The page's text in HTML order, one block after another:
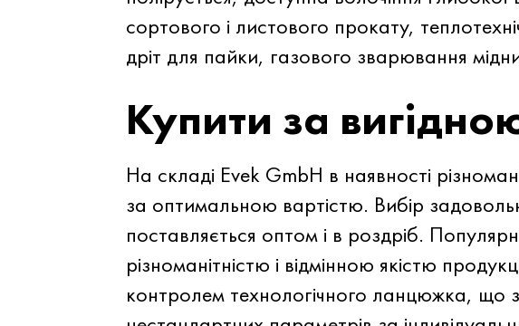
сортового і листового прокату,
дріт для пайки, газового зварювання
Купити за
На складі Evek GmbH в наявності
за оптимальною вартістю. Вибір
поставляється оптом і в роздріб.
різноманітністю і відмінною якістю
контролем технологічного ланцюжка, що